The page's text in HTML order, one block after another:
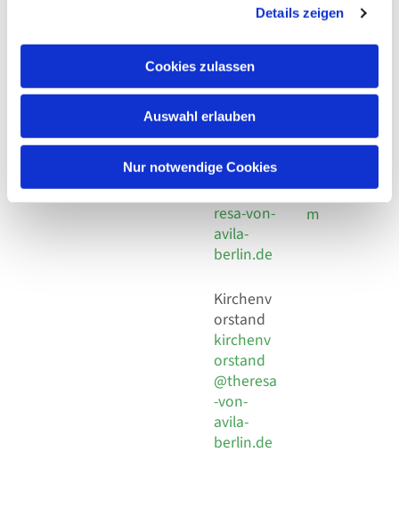
Details zeigen
Cookies zulassen
Auswahl erlauben
Nur notwendige Cookies
Kirchengemeinde Pfarrei
Hl. Theresa von Avila Berlin
Leitender Pfarrer - Norbert
Behaimstr. 39
Telefon
+49 30
924 64 28
Fax +49
30 924 54
18
E-Mail
info@the
resa-von-
avila-
berlin.de
Kirchenv
orstand
kirchenv
orstand
@theresa
-von-
avila-
berlin.de
Datensch
utz
Social
Impressu
m